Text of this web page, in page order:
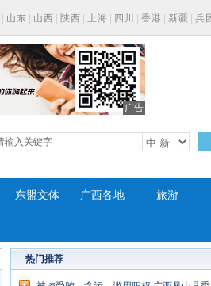
山东 山西 陕西 上海 四川 香港 新疆 兵
广告
东盟文体 广西各地 旅游
热门推荐